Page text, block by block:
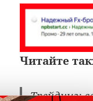
Читайте
Трейдинг: